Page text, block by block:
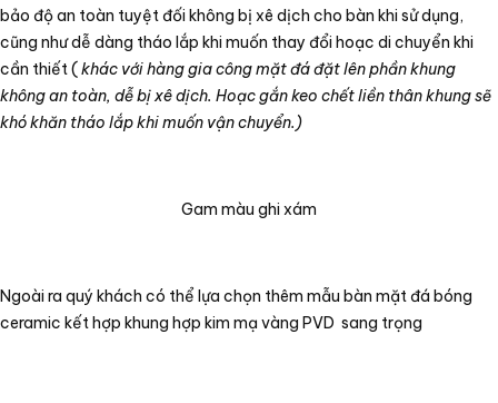
bảo độ an toàn tuyệt đối không bị xê dịch cho bàn khi sử dụng,
cũng như dễ dàng tháo lắp khi muốn thay đổi hoạc di chuyển khi
cần thiết (khác với hàng gia công mặt đá đặt lên phần khung
không an toàn, dễ bị xê dịch. Hoạc gắn keo chết liền thân khung sẽ
khó khăn tháo lắp khi muốn vận chuyển.)
Gam màu ghi xám
Ngoài ra quý khách có thể lựa chọn thêm mẫu bàn mặt đá bóng
ceramic kết hợp khung hợp kim mạ vàng PVD sang trọng